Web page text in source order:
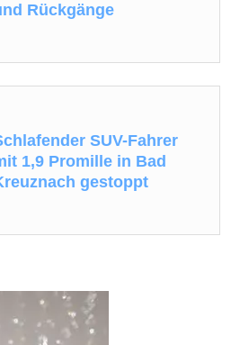
Rückgänge
SUV-Fahrer
1,9 Promille in Bad
gestoppt